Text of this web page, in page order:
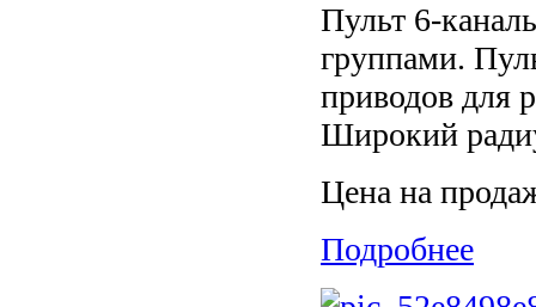
Пульт 6-
группами.
приводов для
Широкий
Цена на
Подробнее